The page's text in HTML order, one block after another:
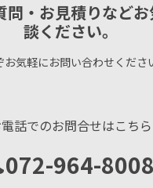
問・お見積りなど
談ください。
お気軽にお問い合わせくださ
話でのお問合せはこちら
072-964-8008